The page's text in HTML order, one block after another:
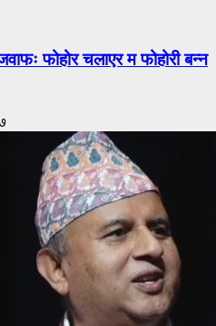
फोहोर चलाएर म फोहोरी बन्न